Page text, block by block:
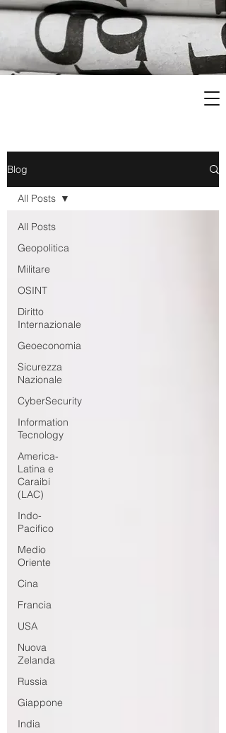
Blog
All Posts
Geopolitica
Militare
OSINT
Diritto
Internazionale
Geoeconomia
Sicurezza
Nazionale
CyberSecurity
Information
Tecnology
America-
Latina e
Caraibi
(LAC)
Indo-
Pacifico
Medio
Oriente
Cina
Francia
USA
Nuova
Zelanda
Russia
Giappone
India
All Posts